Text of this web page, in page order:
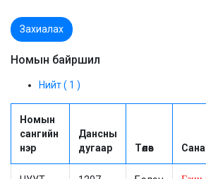
Захиалах
Номын байршил
Нийт ( 1 )
Номын
сангийн
нэр
Дансны
дугаар
Төлөв